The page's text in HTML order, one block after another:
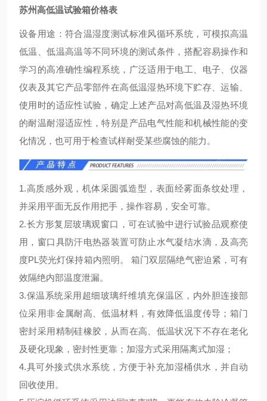
苏州高低温试验箱价格表
设备用途：符合温湿度测试标准风循环系统，可模拟高温
低温、低温高温等不同环境的测试条件，搭配容易操作和
学习的高准确性编程系统，广泛适用于电工、电子、仪器
仪表及其它产品零部件在高低温湿热环境下贮存、运输、
使用时的适应性试验，确定上述产品对高低温及湿热环境
的耐温耐湿适应性，特别是产品电气性能和机械性能的变
化情况，也可用于检查试样耐受某些腐蚀的能力。
1.高质感外观，机体采圆弧造型，表面经雾面条纹处理，
并采用平面无反作用把手，操作容易，安全可靠。
2.长方形复层玻璃观窗口，可在试验中进行试验品观察使
用，窗口具防汗电热器装置可防止水气凝结水滴，及高亮
度PL荧光灯保持箱内照明。 箱门双层隔绝气密迫紧，可有
效隔绝内部温度泄漏。
3.保温系统采用超细玻璃纤维填充保温区，内外胆连接部
位采用非金属耐高、低温材料，有效降低温度传导；箱门
密封采用精制硅橡胶，从而在高、低温状况下不存在老化
及硬化现象，密封性更靠；加湿方式采用隔离式加湿；
4.具可外接式供水系统，方便于补充加湿桶供水，并自动
回收使用。